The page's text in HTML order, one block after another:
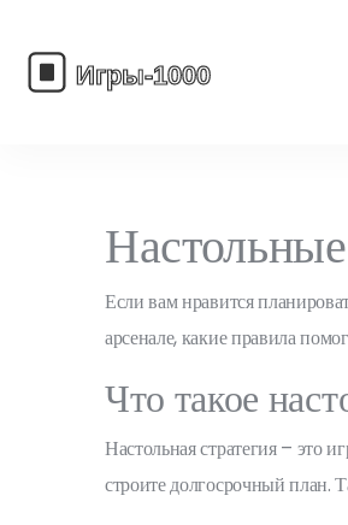
Если вам нравится
арсенале, какие правила
Что такое
Настольная стратегия – это
строите долгосрочный план.